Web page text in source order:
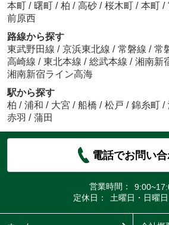
本町 / 曙町 / 柏 / 高砂 / 桜木町 / 本町 /
前原西
路線から探す
東武野田線 / 京浜東北線 / 常磐線 / 常
高崎線 / 東北本線 / 総武本線 / 湘南新
湘南新宿ライン高海
駅から探す
柏 / 浦和 / 大宮 / 船橋 / 松戸 / 錦糸町 /
赤羽 / 蒲田
電話でお問い
営業時間：
定休日：
土曜日・日曜